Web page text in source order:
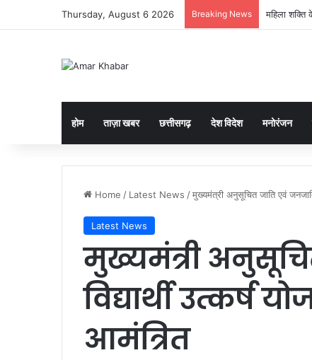
Thursday, August 6 2026 Breaking News “अब सरपंच
होम ताज़ा खबर छत्तीसगढ़ देश विदेश मनोरंजन
Home / Latest News /मुख्यमंत्री अनुसूचित जाति एवं
Latest News
मुख्यमंत्री
विद्यार्थी
आमंत्रित